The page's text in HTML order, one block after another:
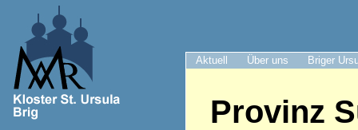
Aktuell Über uns Briger
Provinz